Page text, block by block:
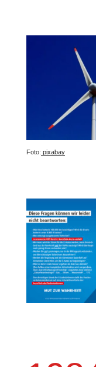
Foto: pixabay